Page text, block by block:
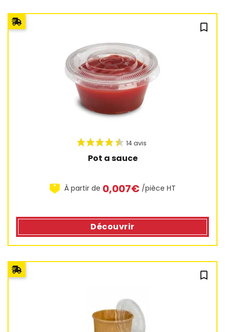
bookmark_outline
Pot a sauce
À partir de 0,007€ /pièce HT
Découvrir
bookmark_outline